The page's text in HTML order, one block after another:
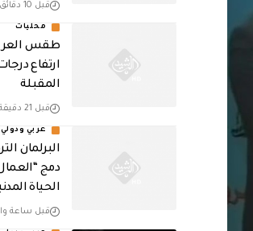
قبل 10 دقائق
محليات
طقس
ارتفاع
المقبلة
قبل 21 دقيقة
عربي ودولي
البرلمان
دمج
الحياة
قبل ساعة